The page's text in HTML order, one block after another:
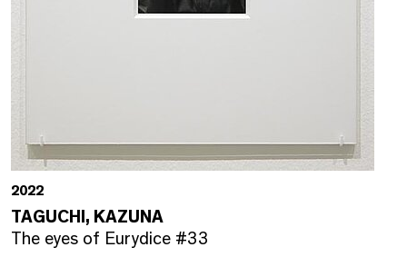
2022
TAGUCHI, KAZUNA
The eyes of Eurydice #33